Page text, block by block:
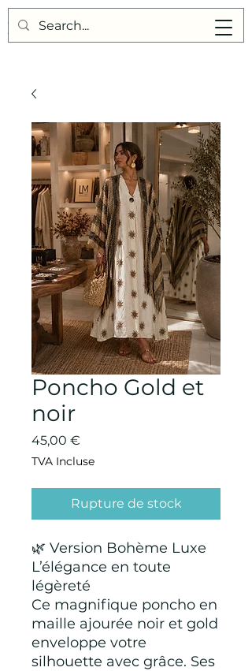
Points de Suture
Poncho Gold et
noir
45,00 €
TVA Incluse
Rupture de stock
🌿 Version Bohème Luxe
L’élégance en toute
légèreté
Ce magnifique poncho en
maille ajourée noir et gold
enveloppe votre
silhouette avec grâce. Ses